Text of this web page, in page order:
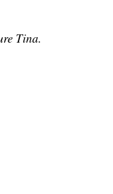
Tina.